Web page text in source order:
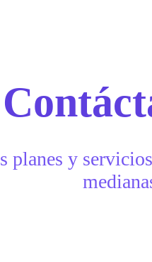
planes y